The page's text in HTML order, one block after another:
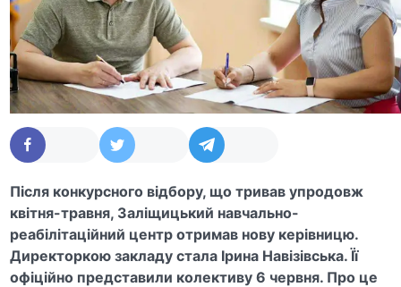
Після конкурсного відбору, що тривав упродовж
квітня-травня, Заліщицький навчально-
реабілітаційний центр отримав нову керівницю.
Директоркою закладу стала Ірина Навізівська. Її
офіційно представили колективу 6 червня. Про це